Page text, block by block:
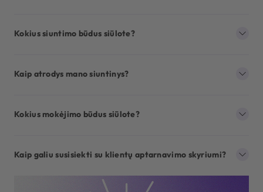
Kokius siuntimo būdus siūlote?
Kaip atrodys mano siuntinys?
Kokius mokėjimo būdus siūlote?
Kaip galiu susisiekti su klientų aptarnavimo skyriumi?